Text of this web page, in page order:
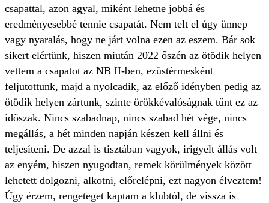
csapattal, azon agyal, miként lehetne jobbá és
eredményesebbé tennie csapatát. Nem telt el úgy ünnep
vagy nyaralás, hogy ne járt volna ezen az eszem. Bár sok
sikert elértünk, hiszen miután 2022 őszén az ötödik helyen
vettem a csapatot az NB II-ben, ezüstérmesként
feljutottunk, majd a nyolcadik, az előző idényben pedig az
ötödik helyen zártunk, szinte örökkévalóságnak tűnt ez az
időszak. Nincs szabadnap, nincs szabad hét vége, nincs
megállás, a hét minden napján készen kell állni és
teljesíteni. De azzal is tisztában vagyok, irigyelt állás volt
az enyém, hiszen nyugodtan, remek körülmények között
lehetett dolgozni, alkotni, előrelépni, ezt nagyon élveztem!
Úgy érzem, rengeteget kaptam a klubtól, de vissza is